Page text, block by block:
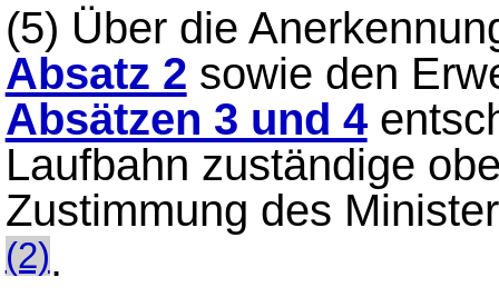
(5) Über die
Absatz 2 sowie den
Absätzen 3 und 4
Laufbahn zuständige
Zustimmung des
(2).